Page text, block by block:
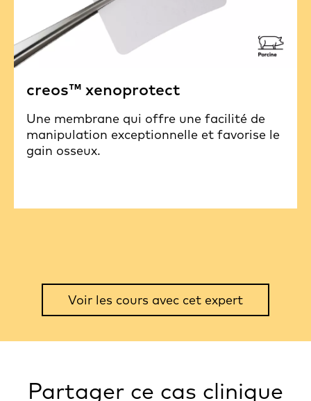
creos™ xenoprotect
Une membrane qui offre une facilité de
manipulation exceptionnelle et favorise le
gain osseux.
Voir les cours avec cet expert
Partager ce cas clinique